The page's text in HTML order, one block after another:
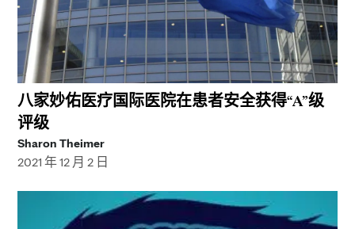
八家妙佑医疗国际医院在患者安全获得“A”级
评级
Sharon Theimer
2021 年 12 月 2 日